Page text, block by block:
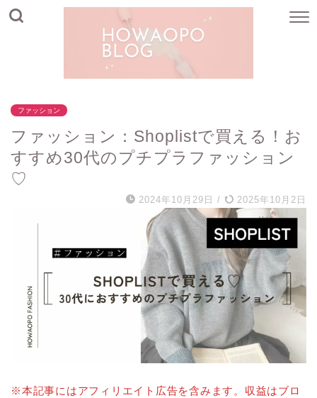
ファッション
ファッション：Shoplistで買える！お
すすめ30代のプチプラファッション
♡
2024年10月29日 / 2025年10月2日
※本記事にはアフィリエイト広告を含みます。収益はブロ